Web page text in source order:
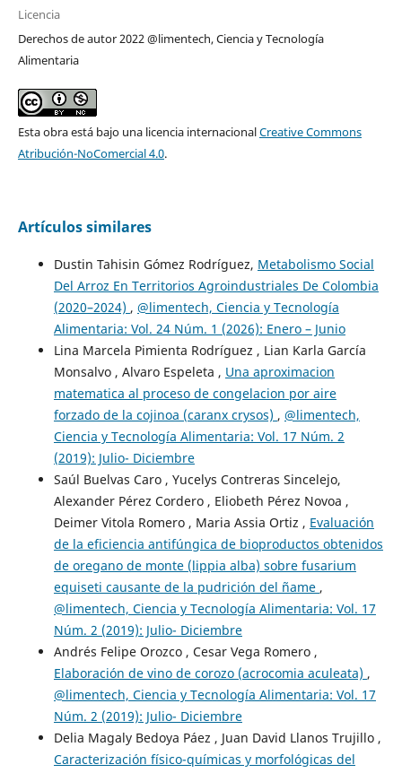
Licencia
Derechos de autor 2022 @limentech, Ciencia y Tecnología
Alimentaria
Esta obra está bajo una licencia internacionalCreative Commons
Atribución-NoComercial 4.0.
Artículos similares
Dustin Tahisin Gómez Rodríguez, Metabolismo Social
Del Arroz En Territorios Agroindustriales De Colombia
(2020–2024) , @limentech, Ciencia y Tecnología
Alimentaria: Vol. 24 Núm. 1 (2026): Enero – Junio
Lina Marcela Pimienta Rodríguez , Lian Karla García
Monsalvo , Alvaro Espeleta , Una aproximacion
matematica al proceso de congelacion por aire
forzado de la cojinoa (caranx crysos) , @limentech,
Ciencia y Tecnología Alimentaria: Vol. 17 Núm. 2
(2019): Julio- Diciembre
Saúl Buelvas Caro , Yucelys Contreras Sincelejo,
Alexander Pérez Cordero , Eliobeth Pérez Novoa ,
Deimer Vitola Romero , Maria Assia Ortiz , Evaluación
de la eficiencia antifúngica de bioproductos obtenidos
de oregano de monte (lippia alba) sobre fusarium
equiseti causante de la pudrición del ñame ,
@limentech, Ciencia y Tecnología Alimentaria: Vol. 17
Núm. 2 (2019): Julio- Diciembre
Andrés Felipe Orozco , Cesar Vega Romero ,
Elaboración de vino de corozo (acrocomia aculeata) ,
@limentech, Ciencia y Tecnología Alimentaria: Vol. 17
Núm. 2 (2019): Julio- Diciembre
Delia Magaly Bedoya Páez , Juan David Llanos Trujillo ,
Caracterización físico-químicas y morfológicas del